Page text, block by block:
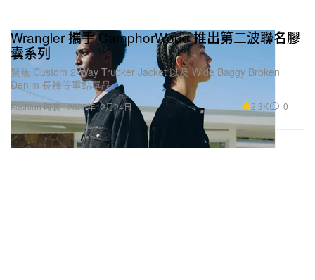
Fashion 時裝
Wrangler 攜手 CamphorWood 推出第二波聯名膠
囊系列
聚焦 Custom 2-Way Trucker Jacket 以及 Wide Baggy Broken
Denim 長褲等重點單品。
2025年12月24日 2.3K 0